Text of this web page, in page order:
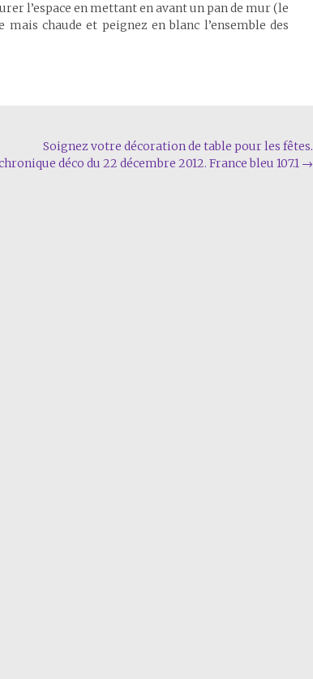
l’espace en mettant en avant un pan de mur (le
chaude et peignez en blanc l’ensemble des
Soignez votre décoration de table pour les fêtes.
déco du 22 décembre 2012. France bleu 107.1 →